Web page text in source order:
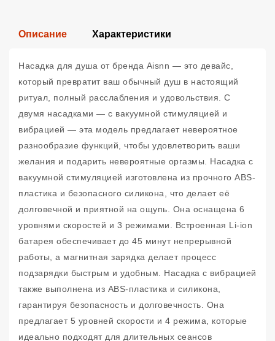
Описание Характеристики
Насадка для душа от бренда Aisnn — это девайс,
который превратит ваш обычный душ в настоящий
ритуал, полный расслабления и удовольствия. С
двумя насадками — с вакуумной стимуляцией и
вибрацией — эта модель предлагает невероятное
разнообразие функций, чтобы удовлетворить ваши
желания и подарить невероятные оргазмы. Насадка с
вакуумной стимуляцией изготовлена из прочного ABS-
пластика и безопасного силикона, что делает её
долговечной и приятной на ощупь. Она оснащена 6
уровнями скоростей и 3 режимами. Встроенная Li-ion
батарея обеспечивает до 45 минут непрерывной
работы, а магнитная зарядка делает процесс
подзарядки быстрым и удобным. Насадка с вибрацией
также выполнена из ABS-пластика и силикона,
гарантируя безопасность и долговечность. Она
предлагает 5 уровней скорости и 4 режима, которые
идеально подходят для длительных сеансов